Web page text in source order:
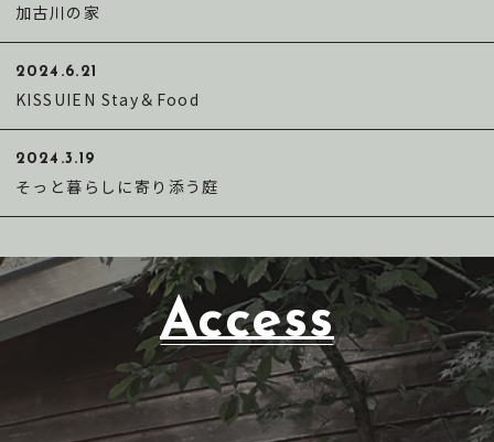
加古川の家
2024.6.21
KISSUIEN Stay＆Food
2024.3.19
そっと暮らしに寄り添う庭
Access